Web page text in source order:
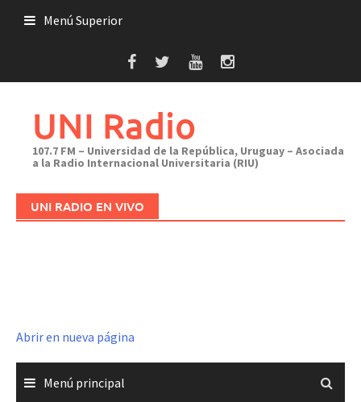
Menú Superior
UNI Radio
107.7 FM – Universidad de la República, Uruguay – Asociada
a la Radio Internacional Universitaria (RIU)
UNI RADIO EN VIVO
Abrir en nueva página
Menú principal